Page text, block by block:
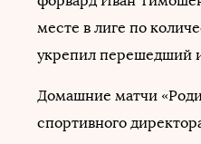
месте в лиге по
укрепил перешедший
Домашние матчи
спортивного